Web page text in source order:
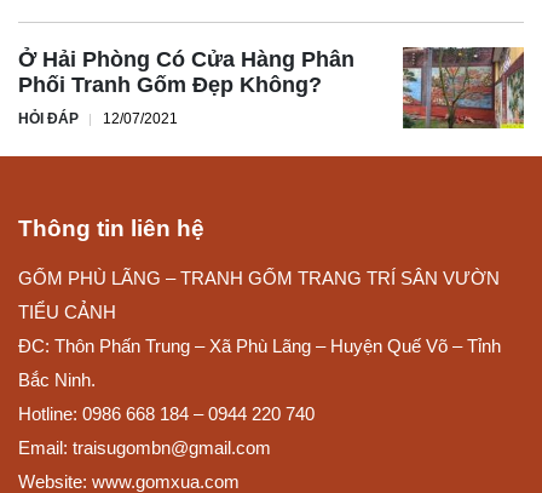
Ở Hải Phòng Có Cửa Hàng Phân
Phối Tranh Gốm Đẹp Không?
HỎI ĐÁP 12/07/2021
Thông tin liên hệ
GỐM PHÙ LÃNG – TRANH GỐM TRANG TRÍ SÂN VƯỜN
TIỂU CẢNH
ĐC: Thôn Phấn Trung – Xã Phù Lãng – Huyện Quế Võ – Tỉnh
Bắc Ninh.
Hotline: 0986 668 184 – 0944 220 740
Email: traisugombn@gmail.com
Website: www.gomxua.com